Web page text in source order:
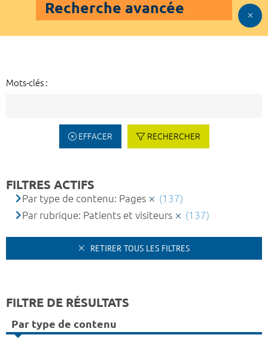
Recherche avancée
Mots-clés :
EFFACER RECHERCHER
FILTRES ACTIFS
Par type de contenu: Pages
(137)
Par rubrique: Patients et visiteurs
(137)
RETIRER TOUS LES FILTRES
FILTRE DE RÉSULTATS
Par type de contenu